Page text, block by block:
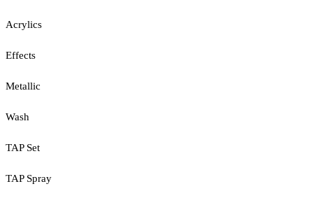
Acrylics
Effects
Metallic
Wash
TAP Set
TAP Spray